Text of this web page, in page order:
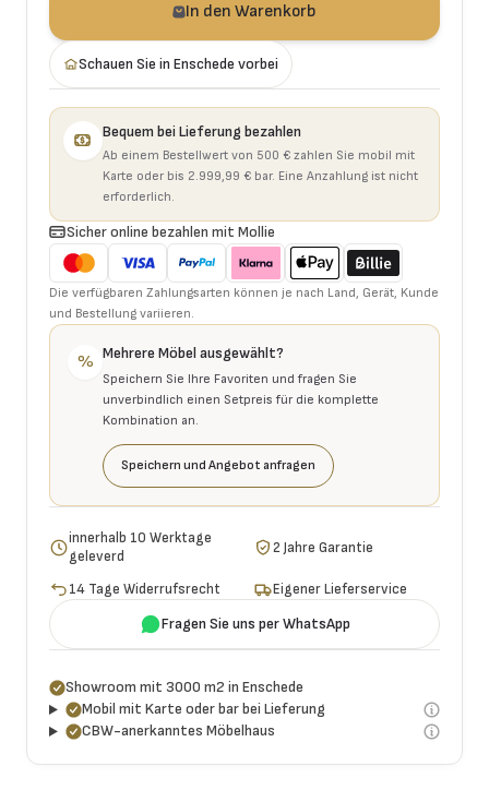
In den Warenkorb
Schauen Sie in Enschede vorbei
Bequem bei Lieferung bezahlen
Ab einem Bestellwert von 500 € zahlen Sie mobil mit
Karte oder bis 2.999,99 € bar. Eine Anzahlung ist nicht
erforderlich.
Sicher online bezahlen mit Mollie
Die verfügbaren Zahlungsarten können je nach Land, Gerät, Kunde
und Bestellung variieren.
% Mehrere Möbel ausgewählt?
Speichern Sie Ihre Favoriten und fragen Sie
unverbindlich einen Setpreis für die komplette
Kombination an.
Speichern und Angebot anfragen
innerhalb 10 Werktage
geleverd
2 Jahre Garantie
14 Tage Widerrufsrecht Eigener Lieferservice
Fragen Sie uns per WhatsApp
Showroom mit 3000 m2 in Enschede
Mobil mit Karte oder bar bei Lieferung
CBW-anerkanntes Möbelhaus